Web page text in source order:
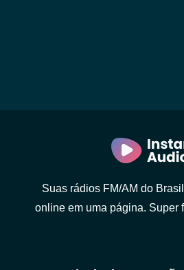
Suas rádios FM/AM do
online em uma página. Super